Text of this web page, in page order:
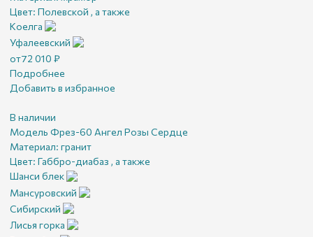
Цвет: Полевской , а также
Коелга
Уфалеевский
от72 010 ₽
Подробнее
Добавить в избранное
В наличии
Модель Фрез-60 Ангел Розы Сердце
Материал: гранит
Цвет: Габбро-диабаз , а также
Шанси блек
Мансуровский
Сибирский
Лисья горка